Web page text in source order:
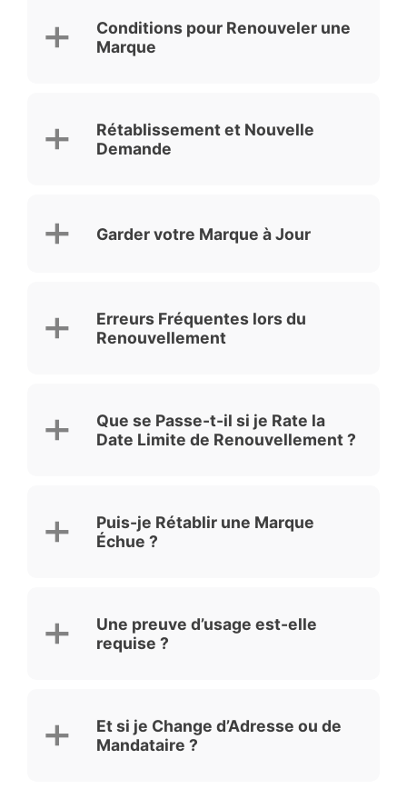
Conditions pour Renouveler une
Marque
Rétablissement et Nouvelle
Demande
Garder votre Marque à Jour
Erreurs Fréquentes lors du
Renouvellement
Que se Passe-t-il si je Rate la
Date Limite de Renouvellement ?
Puis-je Rétablir une Marque
Échue ?
Une preuve d’usage est-elle
requise ?
Et si je Change d’Adresse ou de
Mandataire ?